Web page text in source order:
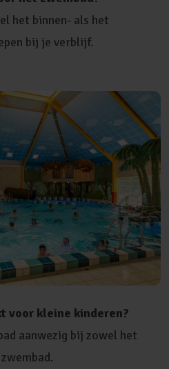
het binnen- als het
bij je verblijf.
voor kleine kinderen?
aanwezig bij zowel het